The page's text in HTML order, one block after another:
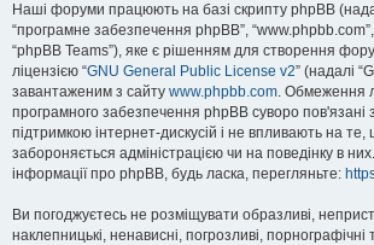
Наші форуми працюють на базі скрипту phpBB
“програмне забезпечення phpBB”,
“phpBB Teams”), яке є рішенням для створення
ліцензією “GNU General Public License v2” (надалі
завантаженим з сайту www.phpbb.com. Обмеження
програмного забезпечення phpBB суворо пов'язані з
підтримкою інтернет-дискусій і не впливають на
забороняється адміністрацією чи на поведінку в
інформації про phpBB, будь ласка, перегляньте:
Ви погоджуєтесь не розміщувати образливі,
наклепницькі, ненависні, погрозливі, порнографічні